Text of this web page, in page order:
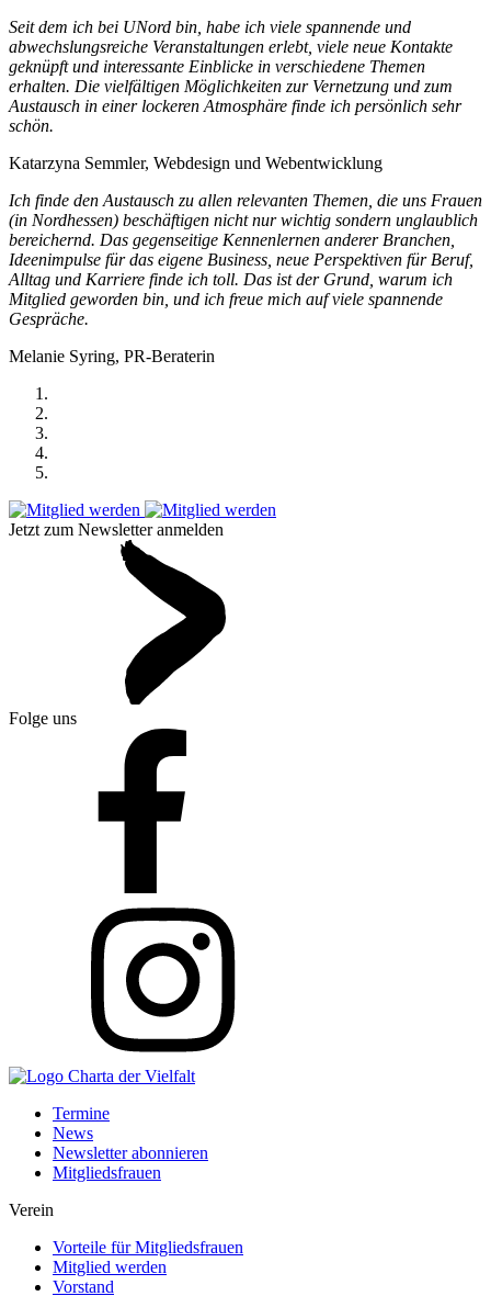
Seit dem ich bei UNord bin, habe ich viele spannende und
abwechslungsreiche Veranstaltungen erlebt, viele neue Kontakte
geknüpft und interessante Einblicke in verschiedene Themen
erhalten. Die vielfältigen Möglichkeiten zur Vernetzung und zum
Austausch in einer lockeren Atmosphäre finde ich persönlich sehr
schön.
Katarzyna Semmler, Webdesign und Webentwicklung
Ich finde den Austausch zu allen relevanten Themen, die uns Frauen
(in Nordhessen) beschäftigen nicht nur wichtig sondern unglaublich
bereichernd. Das gegenseitige Kennenlernen anderer Branchen,
Ideenimpulse für das eigene Business, neue Perspektiven für Beruf,
Alltag und Karriere finde ich toll. Das ist der Grund, warum ich
Mitglied geworden bin, und ich freue mich auf viele spannende
Gespräche.
Melanie Syring, PR-Beraterin
Jetzt zum Newsletter anmelden
Folge uns
Termine
News
Newsletter abonnieren
Mitgliedsfrauen
Verein
Vorteile für Mitgliedsfrauen
Mitglied werden
Vorstand